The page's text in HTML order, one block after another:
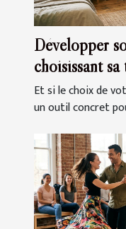
Développer
choisissant
Et si le choix de
un outil concret